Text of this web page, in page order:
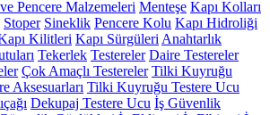
Pencere Malzemeleri Menteşe Kapı Kolları
Stoper Sineklik Pencere Kolu Kapı Hidroliği
Kilitleri Kapı Sürgüleri Anahtarlık
Tekerlek Testereler Daire Testereler
Çok Amaçlı Testereler Tilki Kuyruğu
Aksesuarları Tilki Kuyruğu Testere Ucu
Dekupaj Testere Ucu İş Güvenlik